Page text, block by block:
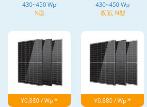
430~450 Wp
N型
430~450 Wp
双面, N型
¥0.880 / Wp * ¥0.880 / Wp *